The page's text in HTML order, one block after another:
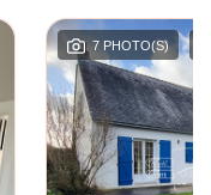
7 PHOTO(S)